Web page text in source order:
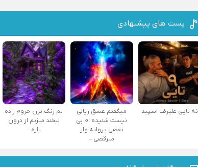
پست های پیشنهادی
نه تایی علیرضا اسپید
میگفتم عشق ریالی
نیست شنیده ام بی
نقصی پروانه وار
میرقصی –
بم زنگ نزن حروم زاده
لبخند میزنم از درون
پاره –